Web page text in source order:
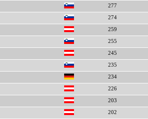
277
274
259
255
245
235
234
226
203
202